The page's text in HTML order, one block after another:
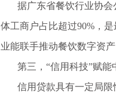
据广东省餐饮行业协会公
体工商户占比超过90%，
业能联手推动餐饮数字资
第三，“信用科技”赋能
信用贷款具有一定局限